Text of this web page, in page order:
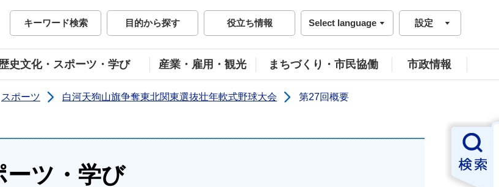
ページ
キーワード検索
目的から探す 役立ち情報 Select language 設定
史文化・スポーツ・学び 産業・雇用・観光 まちづくり・市民協働 市政情報
スポーツ 白河天狗山旗争奪東北関東選抜壮年軟式野球大会 第27回概要
ーツ・学び